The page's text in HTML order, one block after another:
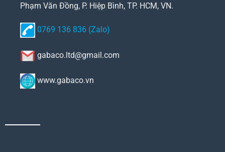
Phạm Văn Đồng, P. Hiệp Bình, TP. HCM, VN.
0769 136 836 (Zalo)
gabaco.ltd@gmail.com
www.gabaco.vn